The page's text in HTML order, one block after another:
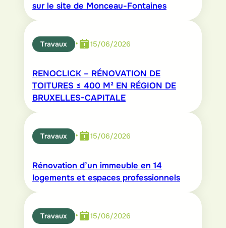
sur le site de Monceau-Fontaines
Travaux • 15/06/2026
RENOCLICK – RÉNOVATION DE
TOITURES ≤ 400 M² EN RÉGION DE
BRUXELLES-CAPITALE
Travaux • 15/06/2026
Rénovation d’un immeuble en 14
logements et espaces professionnels
Travaux • 15/06/2026